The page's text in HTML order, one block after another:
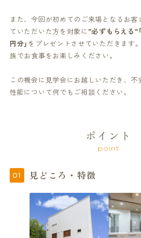
また、今回が初めてのご来場となるお客
ていただいた方を対象に”必ずもらえる”
円分」 をプレゼントさせていただきます
族でお食事をお楽しみください。
この機会に見学会にお越しいただき、不
性能について何でもご相談ください。
ポイント
point
見どころ・特徴